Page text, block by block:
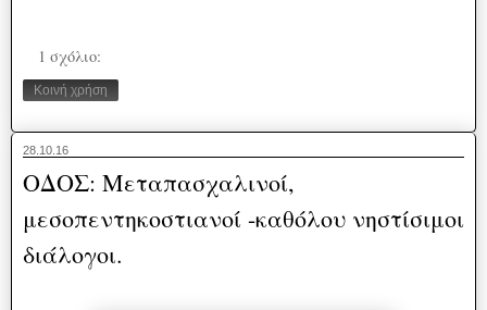
1 σχόλιο:
Κοινή χρήση
28.10.16
ΟΔΟΣ: Μεταπασχαλινοί,
μεσοπεντηκοστιανοί -καθόλου νηστίσιμοι
διάλογοι.